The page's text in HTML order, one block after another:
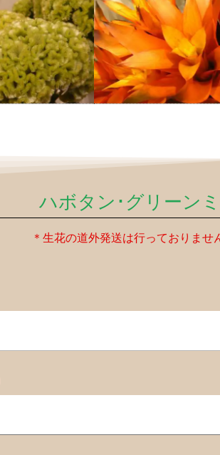
ハボタン･グリーン
＊生花の道外発送は行っておりま